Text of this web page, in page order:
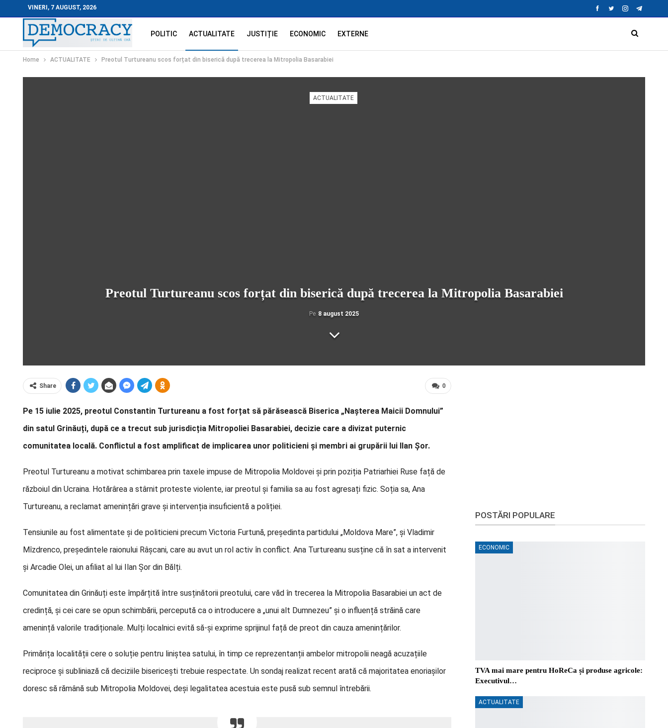
VINERI, 7 AUGUST, 2026
POLITIC ACTUALITATE JUSTIȚIE ECONOMIC EXTERNE
Home ACTUALITATE Preotul Turtureanu scos forțat din biserică după trecerea la Mitropolia Basarabiei
ACTUALITATE
Preotul Turtureanu scos forțat din biserică după trecerea la Mitropolia Basarabiei
Pe 8 august 2025
0
Share
Pe 15 iulie 2025, preotul Constantin Turtureanu a fost forțat să părăsească Biserica „Nașterea Maicii Domnului”
din satul Grinăuți, după ce a trecut sub jurisdicția Mitropoliei Basarabiei, decizie care a divizat puternic
comunitatea locală. Conflictul a fost amplificat de implicarea unor politicieni și membri ai grupării lui Ilan Șor.
Preotul Turtureanu a motivat schimbarea prin taxele impuse de Mitropolia Moldovei și prin poziția Patriarhiei Ruse față de
războiul din Ucraina. Hotărârea a stârnit proteste violente, iar preotul și familia sa au fost agresați fizic. Soția sa, Ana
Turtureanu, a reclamat amenințări grave și intervenția insuficientă a poliției.
Tensiunile au fost alimentate și de politicieni precum Victoria Furtună, președinta partidului „Moldova Mare”, și Vladimir
Mîzdrenco, președintele raionului Râșcani, care au avut un rol activ în conflict. Ana Turtureanu susține că în sat a intervenit
și Arcadie Olei, un afiliat al lui Ilan Șor din Bălți.
Comunitatea din Grinăuți este împărțită între susținătorii preotului, care văd în trecerea la Mitropolia Basarabiei un act de
credință, și cei care se opun schimbării, percepută ca o introducere a „unui alt Dumnezeu” și o influență străină care
amenință valorile tradiționale. Mulți localnici evită să-și exprime sprijinul față de preot din cauza amenințărilor.
Primărița localității cere o soluție pentru liniștea satului, în timp ce reprezentanții ambelor mitropolii neagă acuzațiile
reciproce și subliniază că deciziile bisericești trebuie respectate. Un sondaj realizat recent arată că majoritatea enoriașilor
doresc să rămână sub Mitropolia Moldovei, deși legalitatea acestuia este pusă sub semnul întrebării.
POSTĂRI POPULARE
ECONOMIC
TVA mai mare pentru HoReCa și produse agricole:
Executivul…
ACTUALITATE